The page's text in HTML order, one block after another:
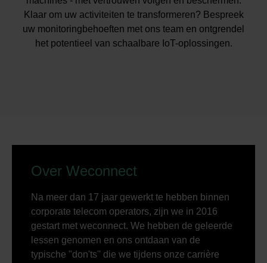
Klaar om uw activiteiten te transformeren? Bespreek
uw monitoringbehoeften met ons team en ontgrendel
het potentieel van schaalbare IoT-oplossingen.
Over Weconnect
Na meer dan 17 jaar gewerkt te hebben binnen
corporate telecom operators, zijn we in 2016
gestart met weconnect. We hebben de geleerde
lessen genomen en ons ontdaan van de
typische "don'ts'' die we tijdens onze carrière